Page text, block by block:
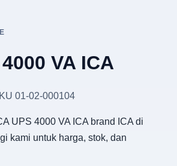
VA ICA
01-02-000104
UPS 4000 VA ICA brand ICA di
kami untuk harga, stok, dan